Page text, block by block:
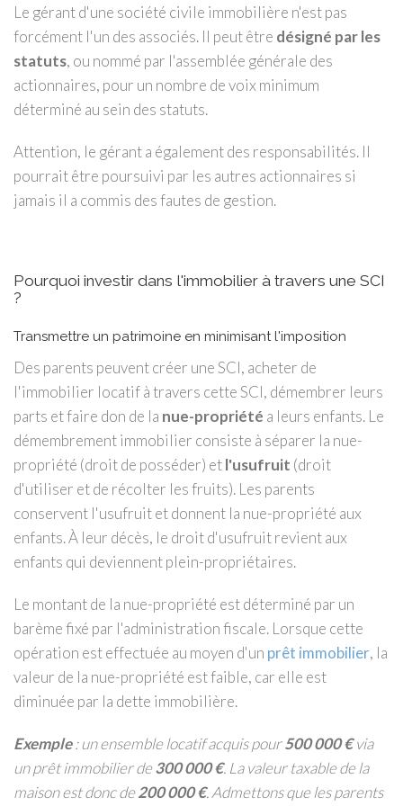
Le gérant d'une société civile immobilière n'est pas
forcément l'un des associés. Il peut être désigné par les
statuts, ou nommé par l'assemblée générale des
actionnaires, pour un nombre de voix minimum
déterminé au sein des statuts.
Attention, le gérant a également des responsabilités. Il
pourrait être poursuivi par les autres actionnaires si
jamais il a commis des fautes de gestion.
Pourquoi investir dans l'immobilier à travers une SCI
?
Transmettre un patrimoine en minimisant l'imposition
Des parents peuvent créer une SCI, acheter de
l'immobilier locatif à travers cette SCI, démembrer leurs
parts et faire don de la nue-propriété a leurs enfants. Le
démembrement immobilier consiste à séparer la nue-
propriété (droit de posséder) etl'usufruit (droit
d'utiliser et de récolter les fruits). Les parents
conservent l'usufruit et donnent la nue-propriété aux
enfants. À leur décès, le droit d'usufruit revient aux
enfants qui deviennent plein-propriétaires.
Le montant de la nue-propriété est déterminé par un
barème fixé par l'administration fiscale. Lorsque cette
opération est effectuée au moyen d'un prêt immobilier, la
valeur de la nue-propriété est faible, car elle est
diminuée par la dette immobilière.
Exemple: un ensemble locatif acquis pour500 000 €via
un prêt immobilier de300 000 €. La valeur taxable de la
maison est donc de200 000 €. Admettons que les parents